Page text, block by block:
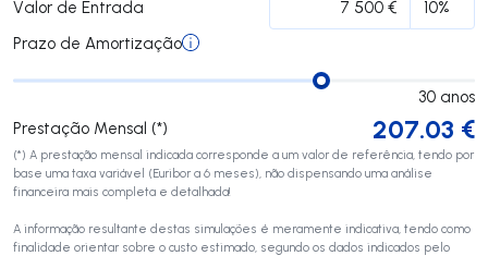
Valor de Entrada
Prazo de Amortização
30 anos
Prestação Mensal (*)
207.03 €
(*) A prestação mensal indicada corresponde a um valor de referência, tendo por
base uma taxa variável (Euribor a 6 meses), não dispensando uma análise
financeira mais completa e detalhada!
A informação resultante destas simulações é meramente indicativa, tendo como
finalidade orientar sobre o custo estimado, segundo os dados indicados pelo